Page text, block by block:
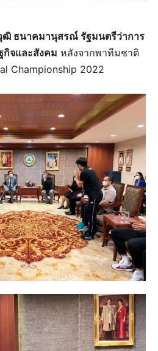
ฒิ ธนาคมานุสรณ์ รัฐมนตรีว่าการ
กิจและสังคม หลังจากพาทีมชาติ
Championship​ 2022